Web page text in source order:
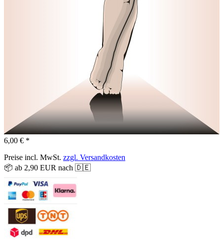
6,00 € *
Preise incl. MwSt. zzgl. Versandkosten
📦 ab 2,90 EUR nach 🇩🇪